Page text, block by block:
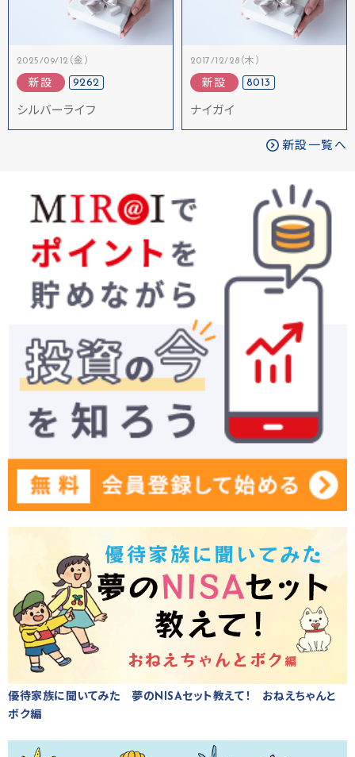
2025/09/12（金）
新設 9262
シルバーライフ
2017/12/28（木）
新設 8013
ナイガイ
新設一覧へ
優待家族に聞いてみた 夢のNISAセット教えて！ おねえちゃんと
ボク編